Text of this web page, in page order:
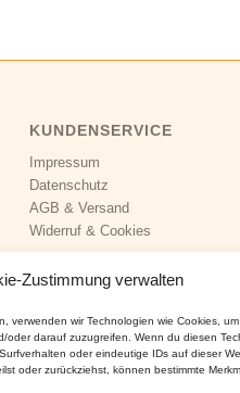
Zustimmung verwalten
verwenden wir Technologien wie Cookies, um
oder darauf zuzugreifen. Wenn du diesen
oder eindeutige IDs auf dieser
oder zurückziehst, können bestimmte
KUNDENSERVICE
Impressum
Datenschutz
AGB & Versand
Widerruf& Cookies